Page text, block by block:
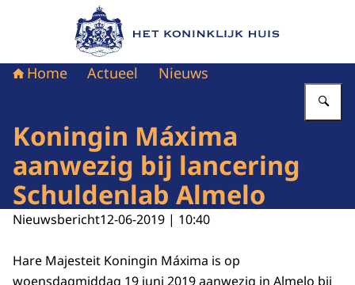
Naar de homepage van Het Koninklijk Huis
Home Actueel Nieuws
Koningin Máxima
aanwezig bij lancering
Schuldenlab Almelo
Nieuwsbericht12-06-2019 | 10:40
Hare Majesteit Koningin Máxima is op
woensdagmiddag 19 juni 2019 aanwezig in Almelo bij